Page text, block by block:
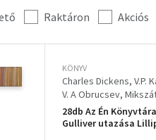
Raktáron Akciós
KÖNYV
Charles Dickens V.P.
V. A Obrucsev
Scott Walter J.F.
Swift Jonathan
28db Az Én
Gulliver utazása